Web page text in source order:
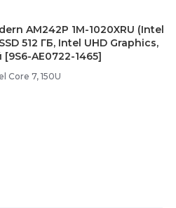
AM242P 1M-1020XRU (Intel
512 ГБ, Intel UHD Graphics,
[9S6-AE0722-1465]
Core 7, 150U